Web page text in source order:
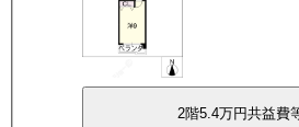
2階5.4万円共益費